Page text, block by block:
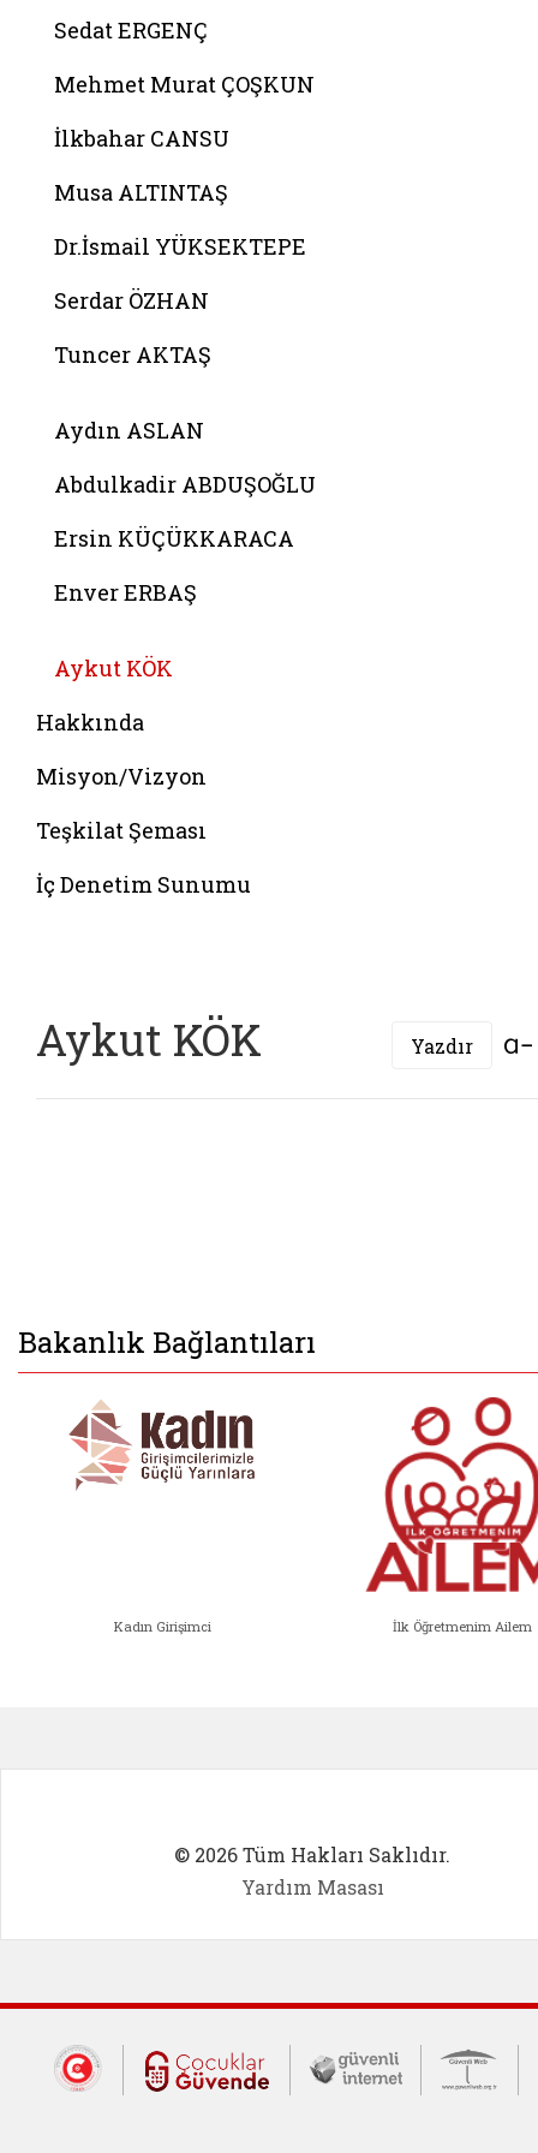
Sedat ERGENÇ
Mehmet Murat ÇOŞKUN
İlkbahar CANSU
Musa ALTINTAŞ
Dr.İsmail YÜKSEKTEPE
Serdar ÖZHAN
Tuncer AKTAŞ
Aydın ASLAN
Abdulkadir ABDUŞOĞLU
Ersin KÜÇÜKKARACA
Enver ERBAŞ
Aykut KÖK
Hakkında
Misyon/Vizyon
Teşkilat Şeması
İç Denetim Sunumu
Aykut KÖK Yazdır
Bakanlık Bağlantıları
Kadın Girişimci İlk Öğretmenim Ailem
© 2026 Tüm Hakları Saklıdır.
Yardım Masası
Dış Bağlantılar
Cumhurbaşkanlığı İletişim Merkezi
Çocuklar Güvende (yeni
Güvenli